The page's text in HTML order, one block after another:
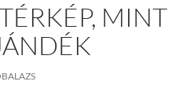
MINT